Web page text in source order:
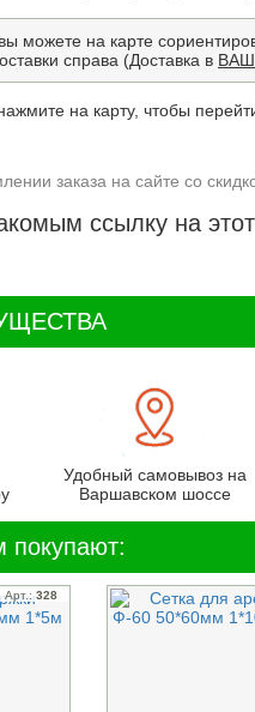
вы можете на карте
справа (Доставка в
на карту, чтобы
заказа на сайте со
ссылку на
Удобный самовывоз на
Варшавском шоссе
покупают:
Арт.:328